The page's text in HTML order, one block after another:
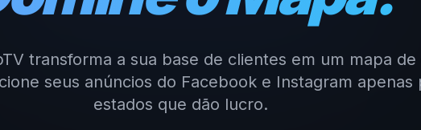
transforma a sua base de clientes em um mapa
seus anúncios do Facebook e Instagram apenas
estados que dão lucro.